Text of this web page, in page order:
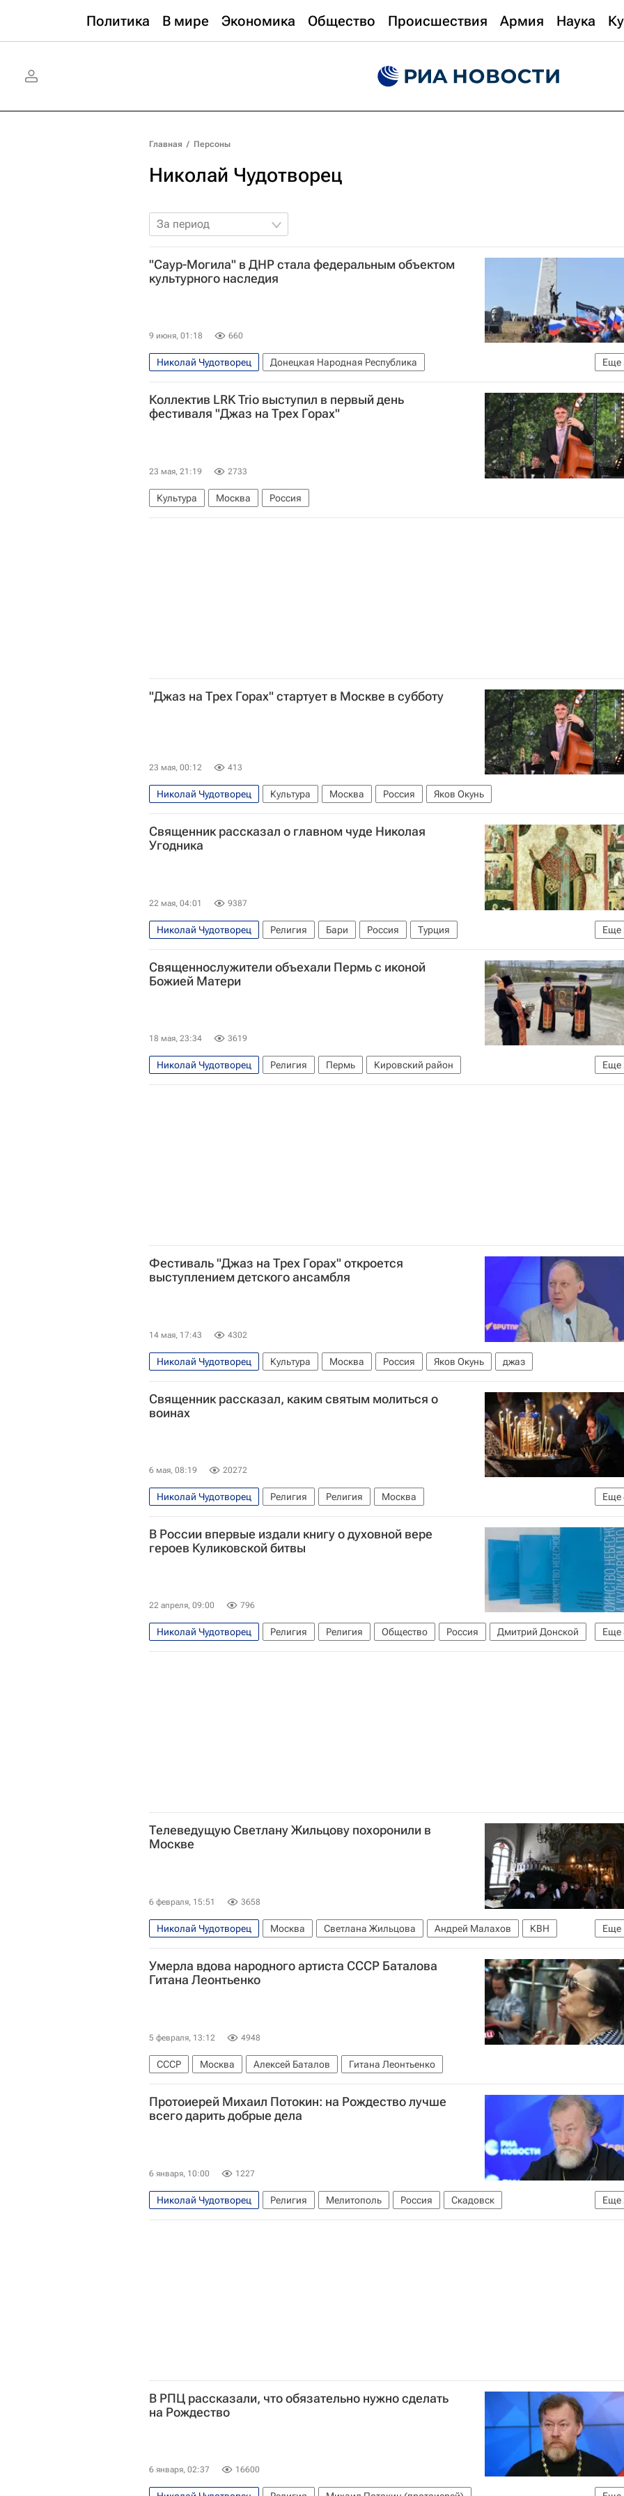
Политика В мире Экономика Общество Происшествия Армия Наука
Главная / Персоны
Николай Чудотворец
За период
"Саур-Могила" в ДНР стала федеральным объектом
культурного наследия
9 июня, 01:18 660
Еще
Николай Чудотворец
Донецкая Народная Республика
Луганская Народная Республика
Донецк Алексей Стаханов
Владимир Путин
Молодая гвардия
Коллектив LRK Trio выступил в первый день
фестиваля "Джаз на Трех Горах"
23 мая, 21:19 2733
Культура Москва Россия
"Джаз на Трех Горах" стартует в Москве в субботу
23 мая, 00:12 413
Николай Чудотворец Культура Москва Россия Яков Окунь
Священник рассказал о главном чуде Николая
Угодника
22 мая, 04:01 9387
Еще
Николай Чудотворец Религия Бари Россия
Турция
Русская православная церковь
Религия
Священнослужители объехали Пермь с иконой
Божией Матери
18 мая, 23:34 3619
Еще
Николай Чудотворец Религия Пермь
Кировский район
Русская православная церковь
Общество
Фестиваль "Джаз на Трех Горах" откроется
выступлением детского ансамбля
14 мая, 17:43 4302
Николай Чудотворец Культура Москва Россия Яков Окунь джаз
Священник рассказал, каким святым молиться о
воинах
6 мая, 08:19 20272
Еще
Николай Чудотворец Религия Религия
Москва
Московская область (Подмосковье)
Георгий Победоносец
Александр Невский
Русская православная церковь
В России впервые издали книгу о духовной вере
героев Куликовской битвы
22 апреля, 09:00 796
Еще
Николай Чудотворец Религия Религия Общество Россия
Дмитрий Донской
Георгий Победоносец
Что не найдешь в учебнике
Русская православная церковь
Телеведущую Светлану Жильцову похоронили в
Москве
6 февраля, 15:51 3658
Еще
Николай Чудотворец Москва Светлана Жильцова Андрей Малахов
КВН
Московский государственный лингвистический университет
Умерла вдова народного артиста СССР Баталова
Гитана Леонтьенко
5 февраля, 13:12 4948
СССР Москва Алексей Баталов Гитана Леонтьенко
Протоиерей Михаил Потокин: на Рождество лучше
всего дарить добрые дела
6 января, 10:00 1227
Еще
Николай Чудотворец Религия Мелитополь Россия
Скадовск
Михаил Потокин (протоиерей)
Русская православная церковь
В РПЦ рассказали, что обязательно нужно сделать
на Рождество
6 января, 02:37 16600